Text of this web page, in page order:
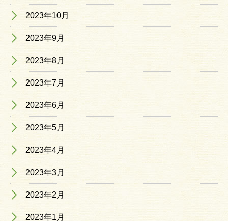
2023年10月
2023年9月
2023年8月
2023年7月
2023年6月
2023年5月
2023年4月
2023年3月
2023年2月
2023年1月